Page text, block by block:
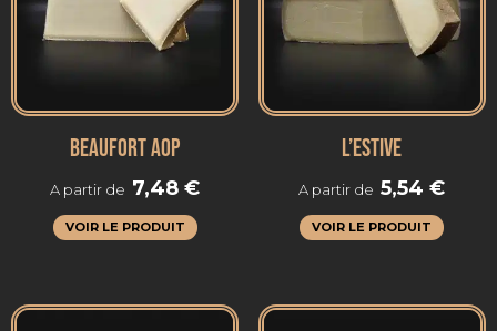
BEAUFORT AOP
A partir de 7,48€
VOIR LE PRODUIT
L’ESTIVE
A partir de 5,54€
VOIR LE PRODUIT